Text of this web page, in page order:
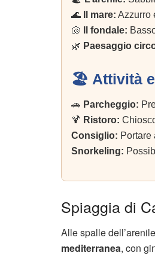
🌊
Il mare: Azzurro
🐚
Il fondale:
🌿 Paesaggio
🏖️ Attività
🚗 Parcheggio:
🍹 Ristoro:
Consiglio: Portare
Snorkeling:
Spiaggia di
Alle spalle
mediterranea, con